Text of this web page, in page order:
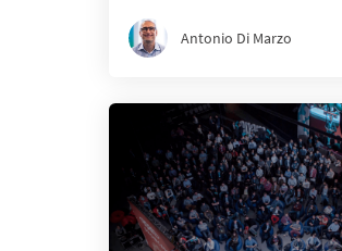
Antonio Di Marzo